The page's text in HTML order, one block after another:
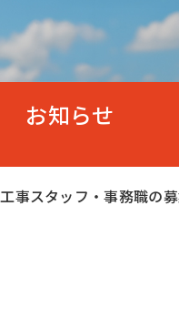
お知らせ
事スタッフ・事務職の